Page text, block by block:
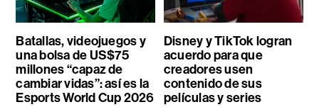
Batallas, videojuegos y
una bolsa de US$75
millones “capaz de
cambiar vidas”: así es la
Esports World Cup 2026
Disney y TikTok logran
acuerdo para que
creadores usen
contenido de sus
películas y series